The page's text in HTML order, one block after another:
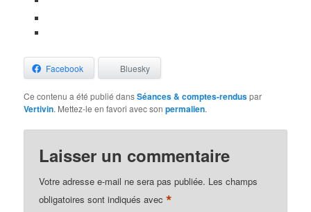
Facebook Bluesky
Ce contenu a été publié dansSéances & comptes-renduspar
Vertivin. Mettez-le en favori avec sonpermalien.
Laisser un commentaire
Votre adresse e-mail ne sera pas publiée. Les champs
obligatoires sont indiqués avec*